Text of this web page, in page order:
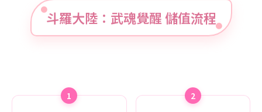
斗羅大陸：武魂覺醒 儲值流程
1 2